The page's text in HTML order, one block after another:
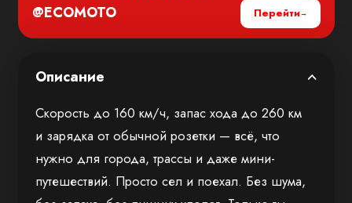
@ECOMOTO Перейти
Описание
Скорость до 160 км/ч, запас хода до 260 км
и зарядка от обычной розетки — всё, что
нужно для города, трассы и даже мини-
путешествий. Просто сел и поехал. Без шума,